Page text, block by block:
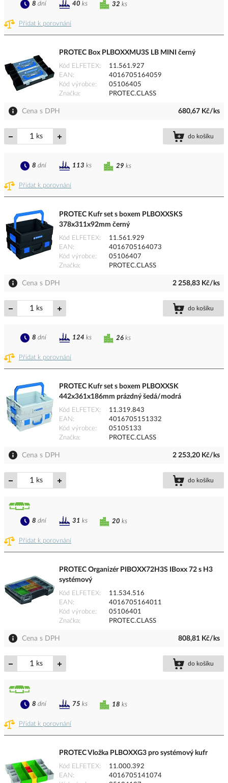
Přidat k porovnání
32 ks
8 dní 40 ks
PROTEC Box PLBOXXMU3S LB MINI černý
Kód ELFETEX
11.561.927
EAN
4016705164059
Kód výrobce
05106405
Značka
PROTEC.CLASS
Cena s DPH 680,67 Kč/ks
ks do košíku
Přidat k porovnání
29 ks
8 dní 113 ks
PROTEC Kufr set s boxem PLBOXXSKS
378x311x92mm černý
Kód ELFETEX
11.561.929
EAN
4016705164073
Kód výrobce
05106407
Značka
PROTEC.CLASS
Cena s DPH 2 258,83 Kč/ks
ks do košíku
Přidat k porovnání
26 ks
8 dní 124 ks
PROTEC Kufr set s boxem PLBOXXSK
442x361x186mm prázdný šedá/modrá
Kód ELFETEX
11.319.843
EAN
4016705151332
Kód výrobce
05105133
Značka
PROTEC.CLASS
Cena s DPH 2 253,20 Kč/ks
ks do košíku
Přidat k porovnání
20 ks
8 dní 31 ks
PROTEC Organizér PIBOXX72H3S IBoxx 72 s H3
systémový
Kód ELFETEX
11.534.516
EAN
4016705164011
Kód výrobce
05106401
Značka
PROTEC.CLASS
Cena s DPH 808,81 Kč/ks
ks do košíku
Přidat k porovnání
18 ks
8 dní 75 ks
PROTEC Vložka PLBOXXG3 pro systémový kufr
Kód ELFETEX
11.000.392
EAN
4016705141074